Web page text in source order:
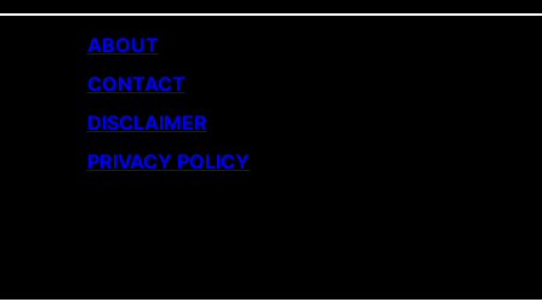
ABOUT
CONTACT
DISCLAIMER
PRIVACY POLICY